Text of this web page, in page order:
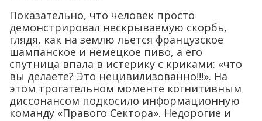
Показательно, что человек просто
демонстрировал нескрываемую скорбь,
глядя, как на землю льется французское
шампанское и немецкое пиво, а его
спутница впала в истерику с криками: «что
вы делаете? Это нецивилизованно!!!». На
этом трогательном моменте когнитивным
диссонансом подкосило информационную
команду «Правого Сектора». Недорогие и